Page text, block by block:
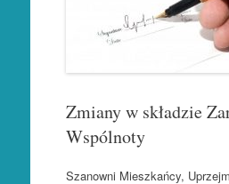
Zmiany w składzie
Wspólnoty
Szanowni Mieszkańcy,